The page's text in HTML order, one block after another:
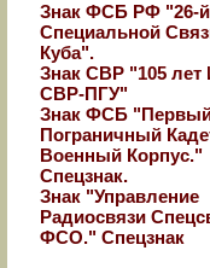
Знак ФСБ РФ "26-
Специальной
Куба".
Знак СВР "105
СВР-ПГУ"
Знак ФСБ
Пограничный
Военный Корпус."
Спецзнак.
Знак "Управление
Радиосвязи
ФСО." Спецзнак